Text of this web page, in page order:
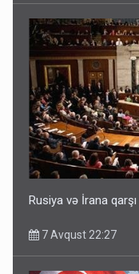
Rusiya və İrana
7 Avqust 22:27